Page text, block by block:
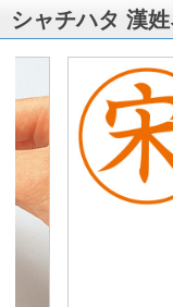
シャチハタ 漢